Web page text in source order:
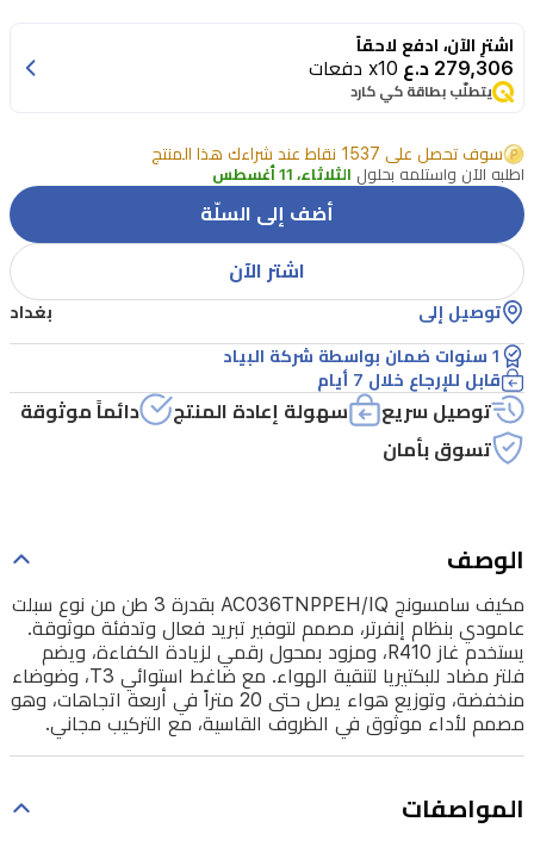
من
نوع
عامودي
بنظام
إنفرتر،
مصمم
لتوفير
تبريد
فعال
وتدفئة
موثوقة.
R410،
ومزود
بمحول
رقمي
لزيادة
الكفاءة،
فلتر
اشترِ الآن، ادفع لاحقاً
279,306 د.ع x10 دفعات
يتطلّب بطاقة كي كارد
سوف تحصل على 1537 نقاط عند شراءك هذا المنتج
اطلبه الآن واستلمه بحلول الثلاثاء، 11 أغسطس
أضف إلى السلّة
اشتر الآن
توصيل إلى بغداد
1 سنوات ضمان بواسطة شركة البياد
قابل للإرجاع خلال 7 أيام
توصيل سريع سهولة إعادة المنتج
دائماً موثوقة
تسوق بأمان
الوصف
مكيف سامسونج AC036TNPPEH/IQ بقدرة 3 طن من نوع سبلت
عامودي بنظام إنفرتر، مصمم لتوفير تبريد فعال وتدفئة موثوقة.
يستخدم غاز R410، ومزود بمحول رقمي لزيادة الكفاءة، ويضم
فلتر مضاد للبكتيريا لتنقية الهواء. مع ضاغط استوائي T3، وضوضاء
منخفضة، وتوزيع هواء يصل حتى 20 متراً في أربعة اتجاهات، وهو
مصمم لأداء موثوق في الظروف القاسية، مع التركيب مجاني.
المواصفات